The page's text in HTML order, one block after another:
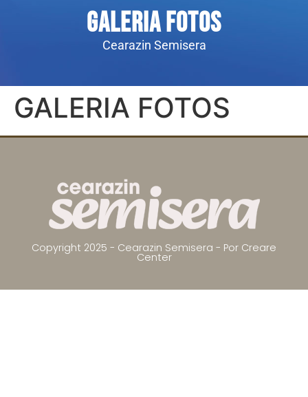
GALERIA FOTOS
Cearazin Semisera
GALERIA FOTOS
Copyright 2025 - Cearazin Semisera - Por Creare
Center